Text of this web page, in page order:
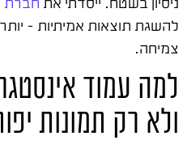
להשגת תוצאות אמיתיות – יותר
צמיחה.
למה עמוד
ולא רק תמונות